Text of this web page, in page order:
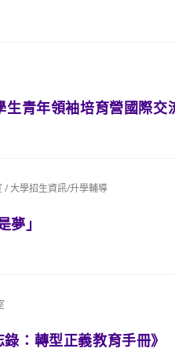
生青年領袖培育營國際
/大學招生資訊/升學輔導
夢」
：轉型正義教育手冊》